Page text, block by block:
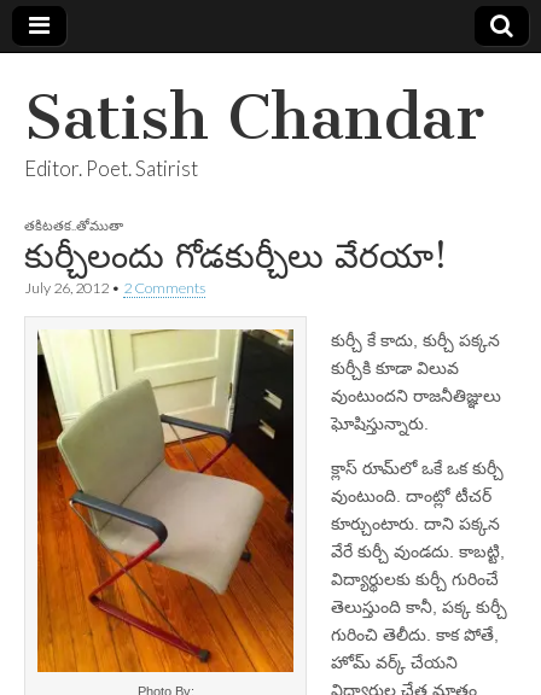
Satish Chandar
Editor. Poet. Satirist
తకిటతక..తోముతా
కుర్చీలందు గోడకుర్చీలు వేరయా!
July 26, 2012 • 2 Comments
Photo By:
కుర్చీ కే కాదు, కుర్చీ పక్కన
కుర్చీకి కూడా విలువ
వుంటుందని రాజనీతిజ్ఞులు
ఘోషిస్తున్నారు.
క్లాస్‌ రూమ్‌లో ఒకే ఒక కుర్చీ
వుంటుంది. దాంట్లో టీచర్‌
కూర్చుంటారు. దాని పక్కన
వేరే కుర్చీ వుండదు. కాబట్టి,
విద్యార్థులకు కుర్చీ గురించే
తెలుస్తుంది కానీ, పక్క కుర్చీ
గురించి తెలీదు. కాక పోతే,
హోమ్‌ వర్క్‌ చేయని
విద్యార్థుల చేత మాత్రం